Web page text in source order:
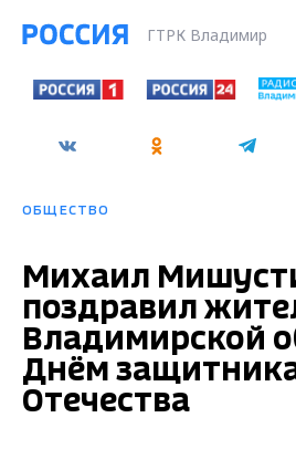
ГТРК Владимир
ОБЩЕСТВО
Михаил
поздравил
Владимирской
Днём
Отечества